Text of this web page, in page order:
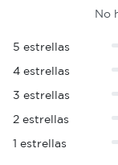
No
5 estrellas
4 estrellas
3 estrellas
2 estrellas
1 estrellas